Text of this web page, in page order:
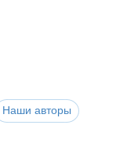
Наши авторы